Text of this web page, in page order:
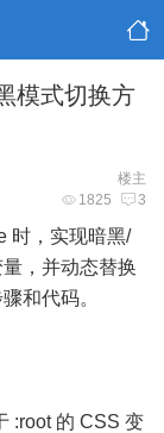
模式切换方
楼主
1825 3
时，实现暗黑/
，并动态替换
和代码。
:root 的 CSS 变